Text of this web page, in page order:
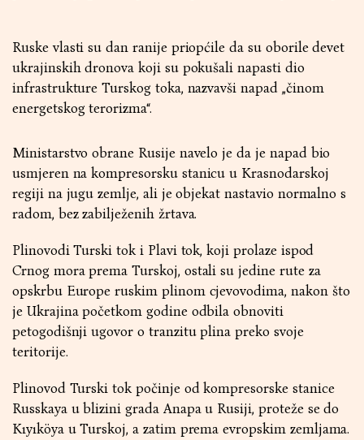
Ruske vlasti su dan ranije priopćile da su oborile devet
ukrajinskih dronova koji su pokušali napasti dio
infrastrukture Turskog toka, nazvavši napad „činom
energetskog terorizma“.
Ministarstvo obrane Rusije navelo je da je napad bio
usmjeren na kompresorsku stanicu u Krasnodarskoj
regiji na jugu zemlje, ali je objekat nastavio normalno s
radom, bez zabilježenih žrtava.
Plinovodi Turski tok i Plavi tok, koji prolaze ispod
Crnog mora prema Turskoj, ostali su jedine rute za
opskrbu Europe ruskim plinom cjevovodima, nakon što
je Ukrajina početkom godine odbila obnoviti
petogodišnji ugovor o tranzitu plina preko svoje
teritorije.
Plinovod Turski tok počinje od kompresorske stanice
Russkaya u blizini grada Anapa u Rusiji, proteže se do
Kıyıköya u Turskoj, a zatim prema evropskim zemljama.